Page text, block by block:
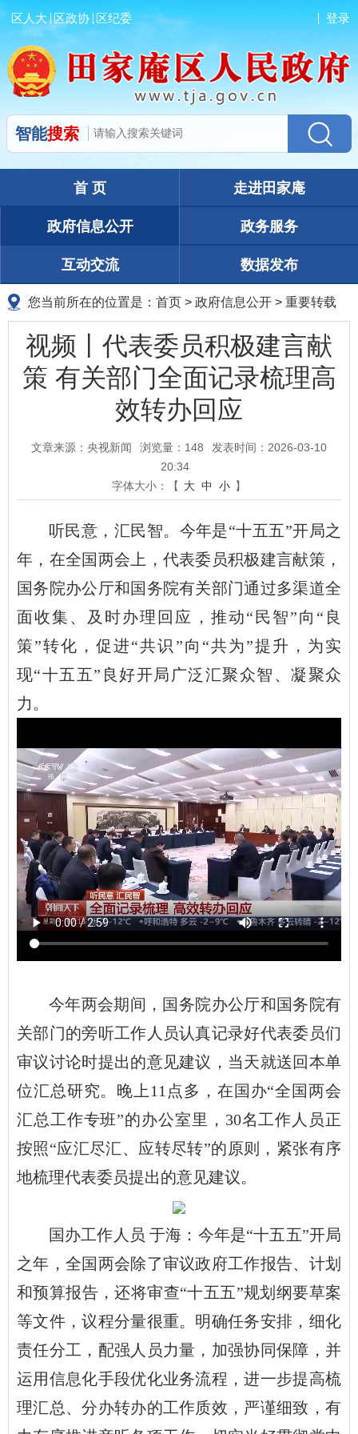
区人大 区政协 区纪委 登录
智能搜索
首 页 走进田家庵
政府信息公开 政务服务
互动交流 数据发布
您当前所在的位置是： 首页 > 政府信息公开 > 重要转载
视频丨代表委员积极建言献
策 有关部门全面记录梳理高
效转办回应
文章来源：央视新闻 浏览量： 148
发表时间：2026-03-10
20:34
字体大小：【 大 中 小 】
听民意，汇民智。今年是“十五五”开局之
年，在全国两会上，代表委员积极建言献策，
国务院办公厅和国务院有关部门通过多渠道全
面收集、及时办理回应，推动“民智”向“良
策”转化，促进“共识”向“共为”提升，为实
现“十五五”良好开局广泛汇聚众智、凝聚众
力。
今年两会期间，国务院办公厅和国务院有
关部门的旁听工作人员认真记录好代表委员们
审议讨论时提出的意见建议，当天就送回本单
位汇总研究。晚上11点多，在国办“全国两会
汇总工作专班”的办公室里，30名工作人员正
按照“应汇尽汇、应转尽转”的原则，紧张有序
地梳理代表委员提出的意见建议。
国办工作人员 于海：今年是“十五五”开局
之年，全国两会除了审议政府工作报告、计划
和预算报告，还将审查“十五五”规划纲要草案
等文件，议程分量很重。明确任务安排，细化
责任分工，配强人员力量，加强协同保障，并
运用信息化手段优化业务流程，进一步提高梳
理汇总、分办转办的工作质效，严谨细致，有